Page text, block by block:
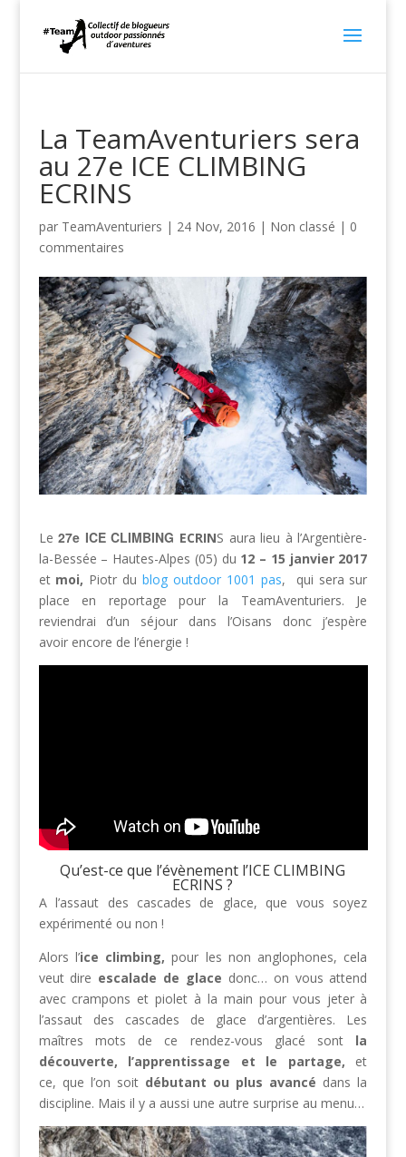
La TeamAventuriers sera
au 27e ICE CLIMBING
ECRINS
par TeamAventuriers | 24 Nov, 2016 | Non classé | 0
commentaires
Le27e ICECLIMBING ECRINS aura lieu à l’Argentière-
la-Bessée – Hautes-Alpes (05) du 12 – 15 janvier 2017
etmoi, Piotr dublog outdoor 1001 pas, qui sera sur
place en reportage pour la TeamAventuriers. Je
reviendrai d’un séjour dans l’Oisans donc j’espère
avoir encore de l’énergie !
Qu’est-ce que l’évènement l’ICE CLIMBING
ECRINS ?
A l’assaut des cascades de glace, que vous soyez
expérimenté ou non !
Alors l’ice climbing, pour les non anglophones, cela
veut dire escalade de glace donc… on vous attend
avec crampons et piolet à la main pour vous jeter à
l’assaut des cascades de glace d’argentières. Les
maîtres mots de ce rendez-vous glacé sont la
découverte, l’apprentissage et le partage, et
ce, que l’on soit débutant ou plus avancé dans la
discipline. Mais il y a aussi une autre surprise au menu…